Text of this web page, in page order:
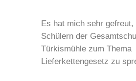
Es hat mich sehr gefreut,
Schülern der
Türkismühle zum Thema
Lieferkettengesetz zu